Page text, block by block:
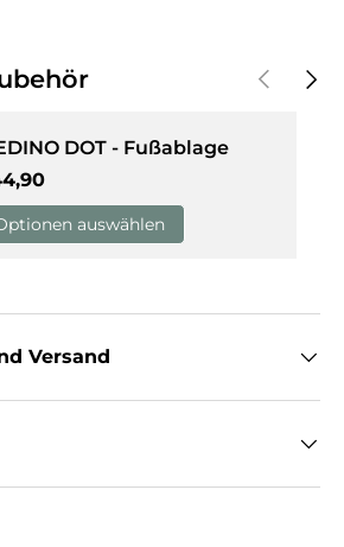
Vorherige
DOT - Fußablage
Preis
auswählen
Versand